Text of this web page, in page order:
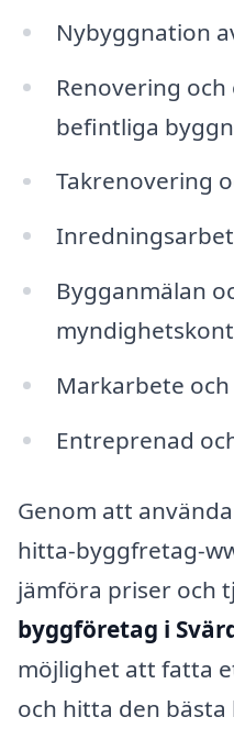
Nybyggnation
Renovering
befintliga
Takrenovering
Bygganmälan
Markarbete
Entreprenad
Genom att
hitta-byggfretag-
jämföra priser och
byggföretag i
möjlighet att fatta
och hitta den